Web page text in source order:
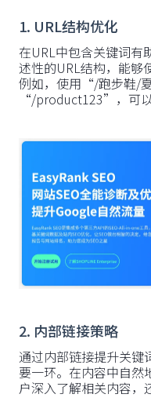
1. URL结构优化
在URL中包含关键词有
述性的URL结构，能够
例如，使用“/跑步鞋/
“/product123”，可以
2. 内部链接策略
通过内部链接提升关键
要一环。在内容中自然
户深入了解相关内容，